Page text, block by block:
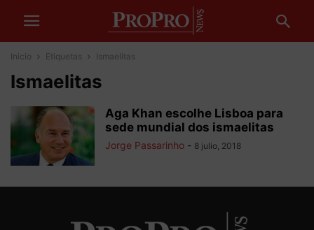
Inicio Etiquetas Ismaelitas
Ismaelitas
Aga Khan escolhe Lisboa para
sede mundial dos ismaelitas
Jorge Passarinho - 8 julio, 2018